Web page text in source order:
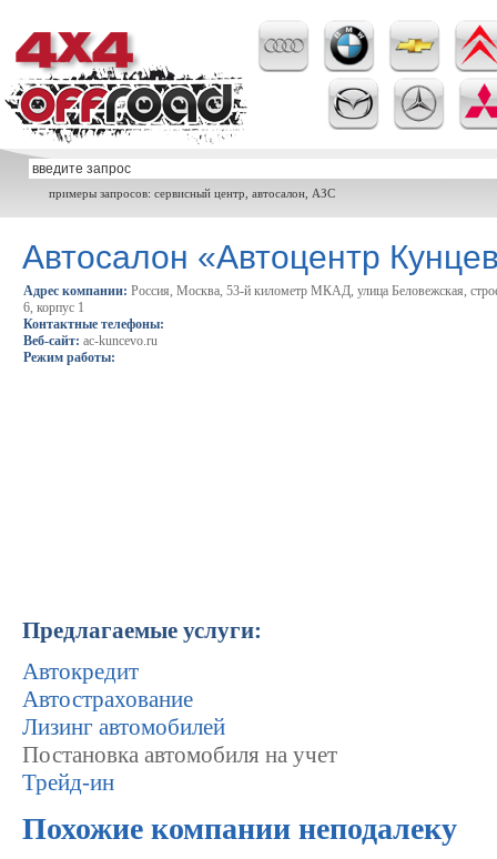
примеры запросов: сервисный центр, автосалон, АЗС
Автосалон «Автоцентр
Адрес компании: Россия, Москва, 53-й километр МКАД, улица Беловежская,
6, корпус 1
Контактные телефоны:
Веб-сайт: ac-kuncevo.ru
Режим работы:
Предлагаемые услуги:
Автокредит
Автострахование
Лизинг автомобилей
Постановка автомобиля на учет
Трейд-ин
Похожие компании неподалеку